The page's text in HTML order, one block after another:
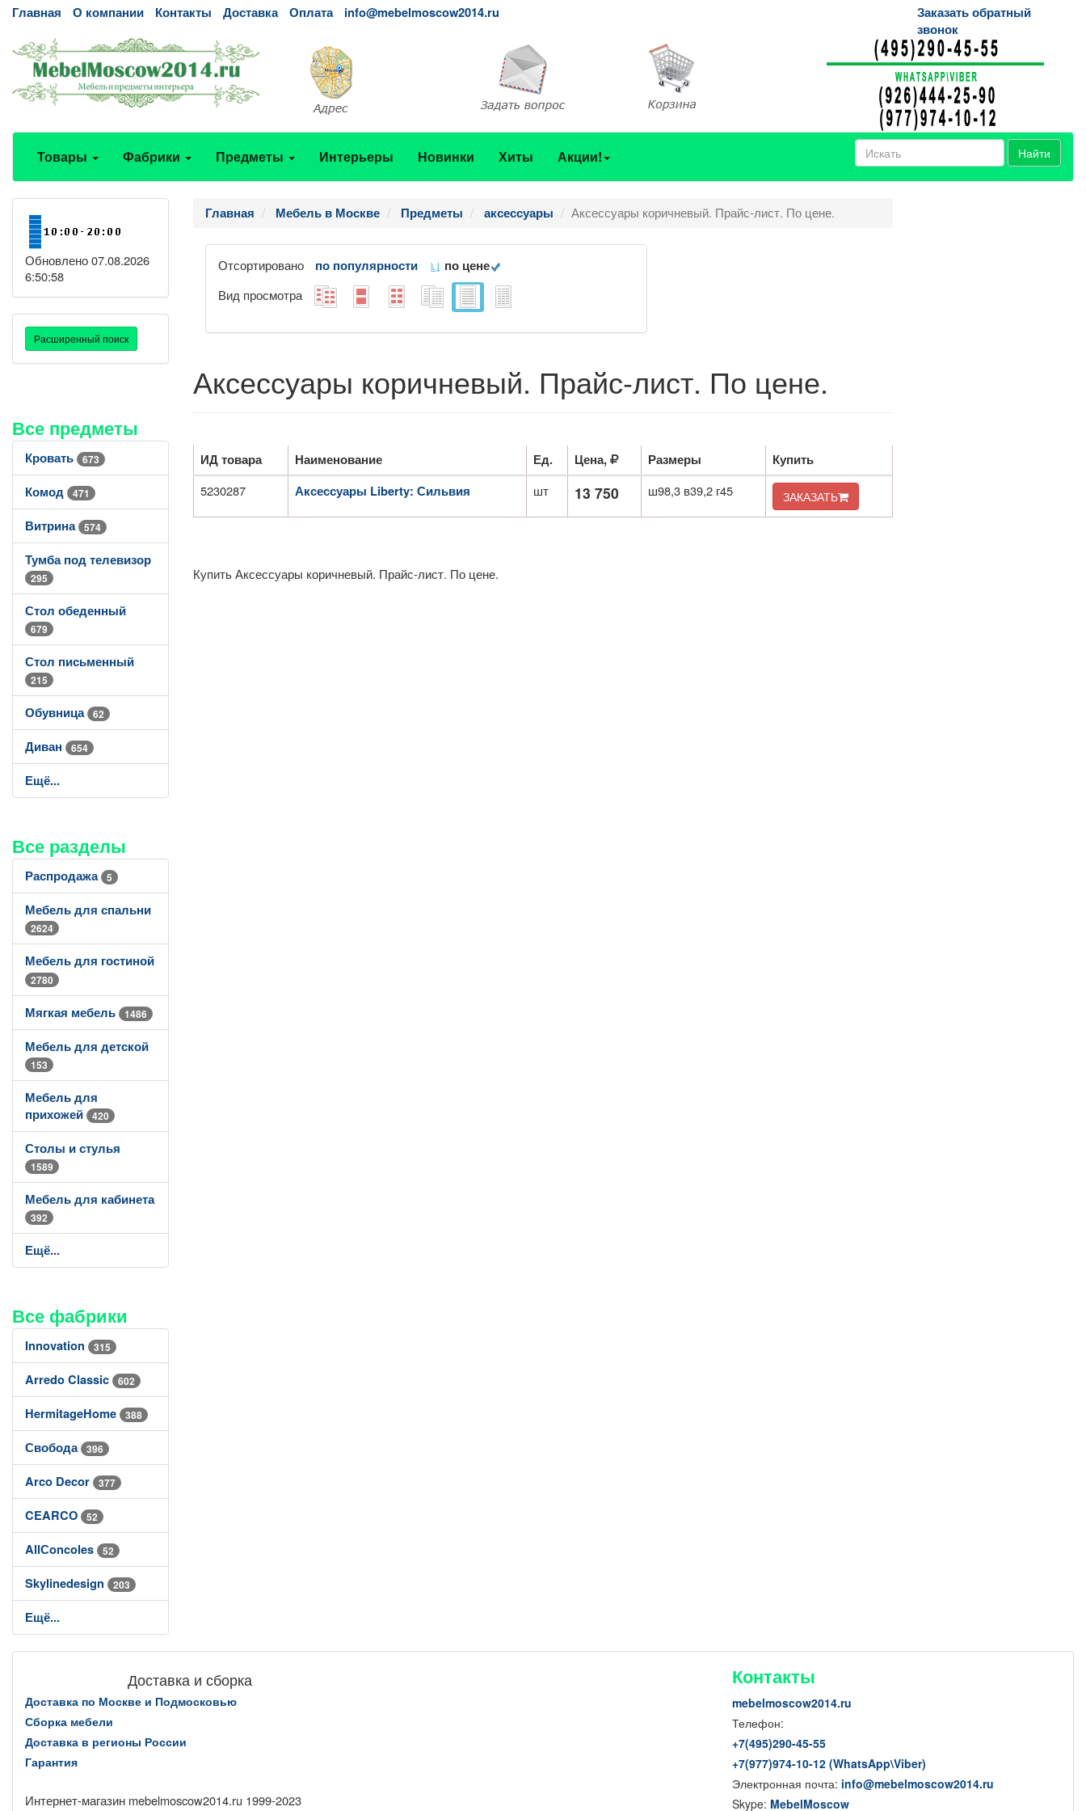
Главная О компании Контакты Доставка Оплата info@mebelmoscow2014.ru
Заказать обратный
звонок
Товары Фабрики Предметы Интерьеры Новинки Хиты Акции! Найти
Обновлено 07.08.2026
6:50:58
Расширенный поиск
Все предметы
Кровать 673
Комод 471
Витрина 574
Тумба под телевизор
295
Стол обеденный
679
Стол письменный
215
Обувница 62
Диван 654
Ещё...
Все разделы
Распродажа 5
Мебель для спальни
2624
Мебель для гостиной
2780
Мягкая мебель 1486
Мебель для детской
153
Мебель для
прихожей
420
Столы и стулья
1589
Мебель для кабинета
392
Ещё...
Все фабрики
Innovation 315
Arredo Classic 602
HermitageHome 388
Свобода 396
Arco Decor 377
CEARCO 52
AllСoncoles 52
Skylinedesign 203
Ещё...
Главная Мебель в Москве Предметы аксессуары Аксессуары коричневый. Прайс-лист. По цене.
Отсортировано по популярности
по цене
Вид просмотра
Аксессуары коричневый. Прайс-лист. По цене.
ИД товара Наименование Ед. Цена, Размеры
Купить
5230287
Аксессуары Liberty: Сильвия шт 13 750 ш98,3 в39,2 г45 ЗАКАЗАТЬ
Купить Аксессуары коричневый. Прайс-лист. По цене.
Доставка и сборка
Доставка по Москве и Подмосковью
Сборка мебели
Доставка в регионы России
Гарантия
Интернет-магазин mebelmoscow2014.ru 1999-2023
Контакты
mebelmoscow2014.ru
Телефон:
+7(495)290-45-55
+7(977)974-10-12 (WhatsApp\Viber)
Электронная почта: info@mebelmoscow2014.ru
Skype: MebelMoscow